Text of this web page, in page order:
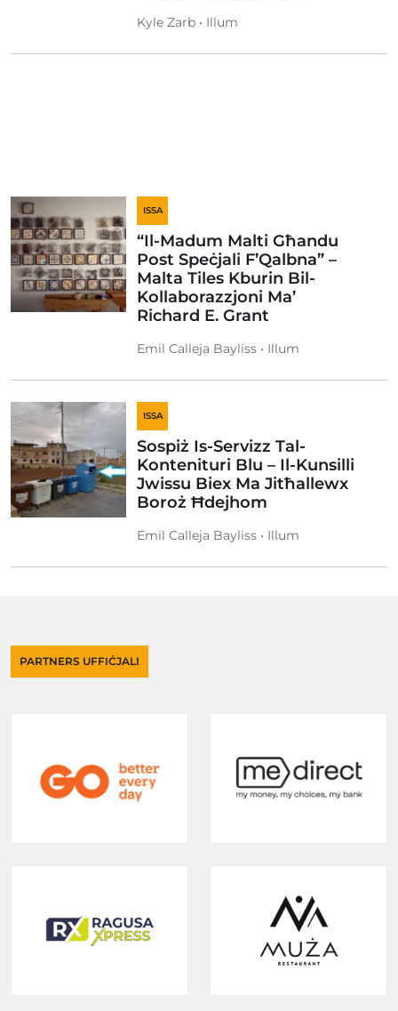
Kyle Zarb • Illum
ISSA
“Il-Madum Malti Għandu
Post Speċjali F’Qalbna” –
Malta Tiles Kburin Bil-
Kollaborazzjoni Ma’
Richard E. Grant
Emil Calleja Bayliss • Illum
ISSA
Sospiż Is-Servizz Tal-
Kontenituri Blu – Il-Kunsilli
Jwissu Biex Ma Jitħallewx
Boroż Ħdejhom
Emil Calleja Bayliss • Illum
PARTNERS UFFIĊJALI